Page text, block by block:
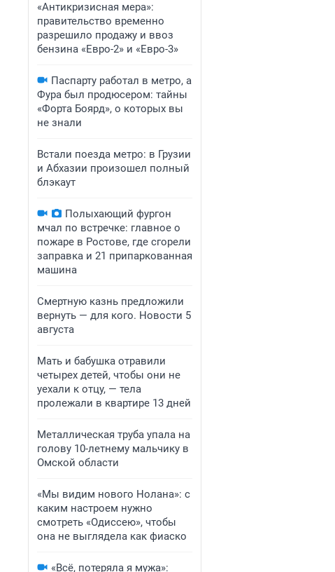
«Антикризисная мера»:
правительство временно
разрешило продажу и ввоз
бензина «Евро-2» и «Евро-3»
Паспарту работал в метро, а
Фура был продюсером: тайны
«Форта Боярд», о которых вы
не знали
Встали поезда метро: в Грузии
и Абхазии произошел полный
блэкаут
Полыхающий фургон
мчал по встречке: главное о
пожаре в Ростове, где сгорели
заправка и 21 припаркованная
машина
Смертную казнь предложили
вернуть — для кого. Новости 5
августа
Мать и бабушка отравили
четырех детей, чтобы они не
уехали к отцу, — тела
пролежали в квартире 13 дней
Металлическая труба упала на
голову 10-летнему мальчику в
Омской области
«Мы видим нового Нолана»: с
каким настроем нужно
смотреть «Одиссею», чтобы
она не выглядела как фиаско
«Всё, потеряла я мужа»: